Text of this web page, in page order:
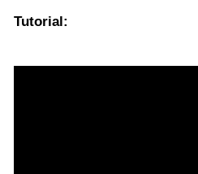
Tutorial: